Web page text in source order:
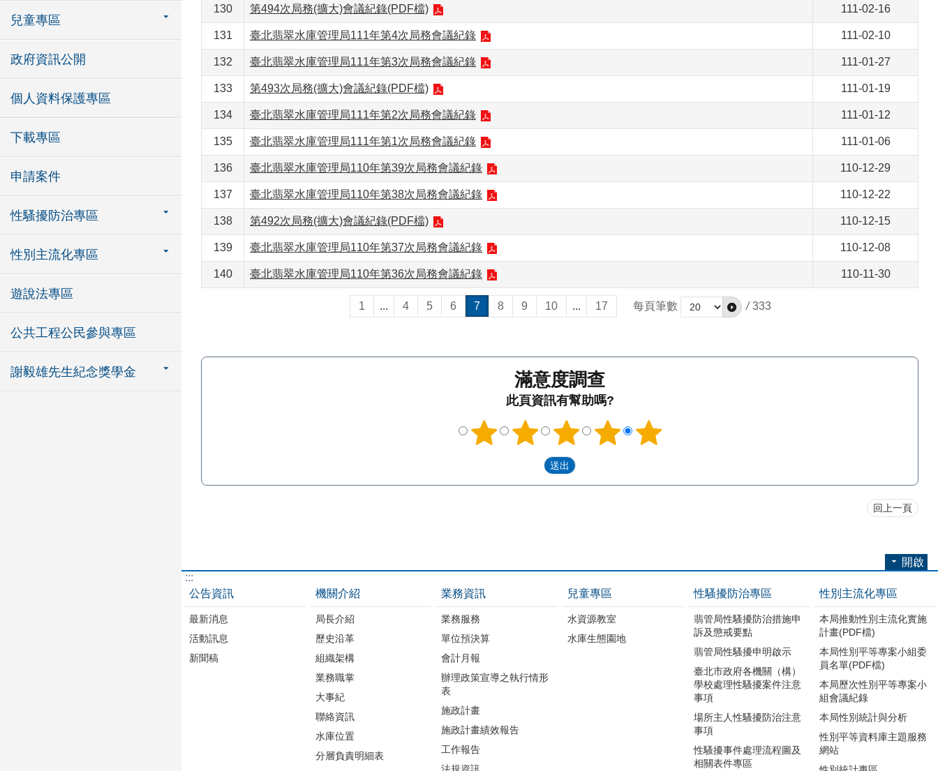
兒童專區
政府資訊公開
個人資料保護專區
下載專區
申請案件
性騷擾防治專區
性別主流化專區
遊說法專區
公共工程公民參與專區
謝毅雄先生紀念獎學金
130 第494次局務(擴大)會議紀錄(PDF檔) 111-02-16
131 臺北翡翠水庫管理局111年第4次局務會議紀錄 111-02-10
132 臺北翡翠水庫管理局111年第3次局務會議紀錄 111-01-27
133 第493次局務(擴大)會議紀錄(PDF檔) 111-01-19
134 臺北翡翠水庫管理局111年第2次局務會議紀錄 111-01-12
135 臺北翡翠水庫管理局111年第1次局務會議紀錄 111-01-06
136 臺北翡翠水庫管理局110年第39次局務會議紀錄 110-12-29
137 臺北翡翠水庫管理局110年第38次局務會議紀錄 110-12-22
138 第492次局務(擴大)會議紀錄(PDF檔) 110-12-15
139 臺北翡翠水庫管理局110年第37次局務會議紀錄 110-12-08
140 臺北翡翠水庫管理局110年第36次局務會議紀錄 110-11-30
1 ... 4 5 6 7 8 9 10 ... 17 每頁筆數 / 333
滿意度調查
此頁資訊有幫助嗎?
回上一頁
開啟
:::
公告資訊
最新消息
活動訊息
新聞稿
機關介紹
局長介紹
歷史沿革
組織架構
業務職掌
大事紀
聯絡資訊
水庫位置
分層負責明細表
業務資訊
業務服務
單位預決算
會計月報
辦理政策宣導之執行情形
表
施政計畫
施政計畫績效報告
工作報告
兒童專區
水資源教室
水庫生態園地
性騷擾防治專區
翡管局性騷擾防治措施申
訴及懲戒要點
翡管局性騷擾申明啟示
臺北市政府各機關（構）
學校處理性騷擾案件注意
事項
場所主人性騷擾防治注意
事項
性騷擾事件處理流程圖及
相關表件專區
性別主流化專區
本局推動性別主流化實施
計畫(PDF檔)
本局性別平等專案小組委
員名單(PDF檔)
本局歷次性別平等專案小
組會議紀錄
本局性別統計與分析
性別平等資料庫主題服務
網站